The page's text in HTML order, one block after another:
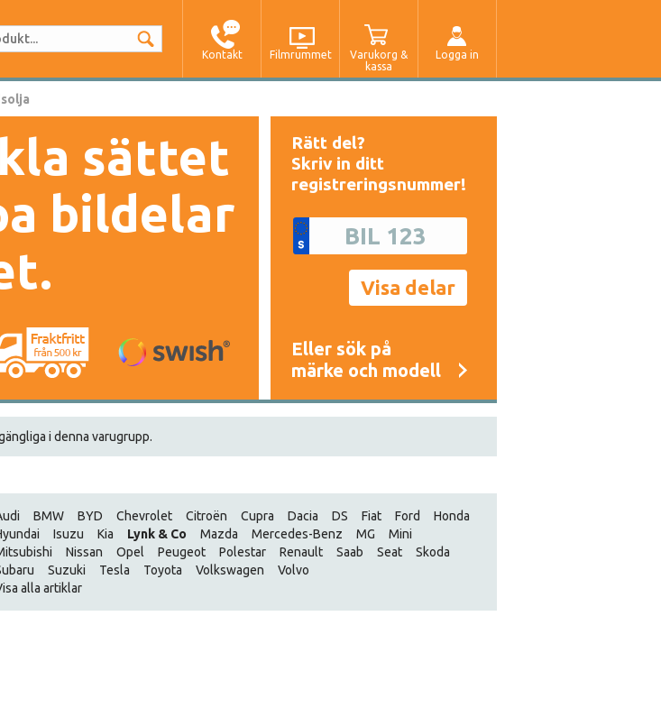
Kontakt Filmrummet
Varukorg &
kassa
Logga in
sättet
bildelar
Rätt del?
Skriv in ditt
registreringsnummer!
Eller sök på
märke och modell
i denna varugrupp.
BMW BYD Chevrolet Citroën Cupra Dacia DS Fiat Ford
Honda
Isuzu Kia Lynk & Co Mazda Mercedes-Benz MG
Mini
Nissan Opel Peugeot Polestar Renault Saab Seat
Skoda
Suzuki Tesla Toyota Volkswagen
Volvo
alla artiklar